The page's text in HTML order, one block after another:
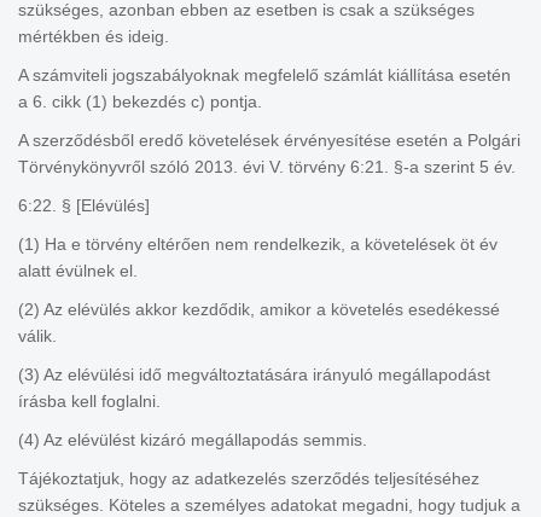
szükséges, azonban ebben az esetben is csak a szükséges
mértékben és ideig.
A számviteli jogszabályoknak megfelelő számlát kiállítása esetén
a 6. cikk (1) bekezdés c) pontja.
A szerződésből eredő követelések érvényesítése esetén a Polgári
Törvénykönyvről szóló 2013. évi V. törvény 6:21. §-a szerint 5 év.
6:22. § [Elévülés]
(1) Ha e törvény eltérően nem rendelkezik, a követelések öt év
alatt évülnek el.
(2) Az elévülés akkor kezdődik, amikor a követelés esedékessé
válik.
(3) Az elévülési idő megváltoztatására irányuló megállapodást
írásba kell foglalni.
(4) Az elévülést kizáró megállapodás semmis.
Tájékoztatjuk, hogy az adatkezelés szerződés teljesítéséhez
szükséges. Köteles a személyes adatokat megadni, hogy tudjuk a